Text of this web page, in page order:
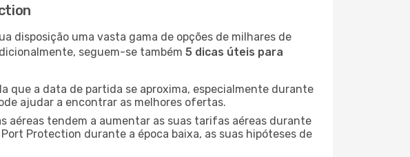
disposição uma vasta gama de opções de milhares de
seguem-se também 5 dicas úteis para
que a data de partida se aproxima, especialmente durante
ajudar a encontrar as melhores ofertas.
aéreas tendem a aumentar as suas tarifas aéreas durante
Protection durante a época baixa, as suas hipóteses de